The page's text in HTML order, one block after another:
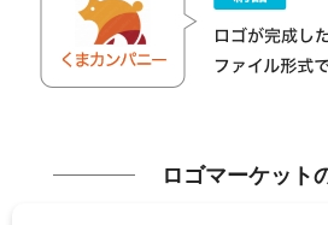
ロゴマーケット